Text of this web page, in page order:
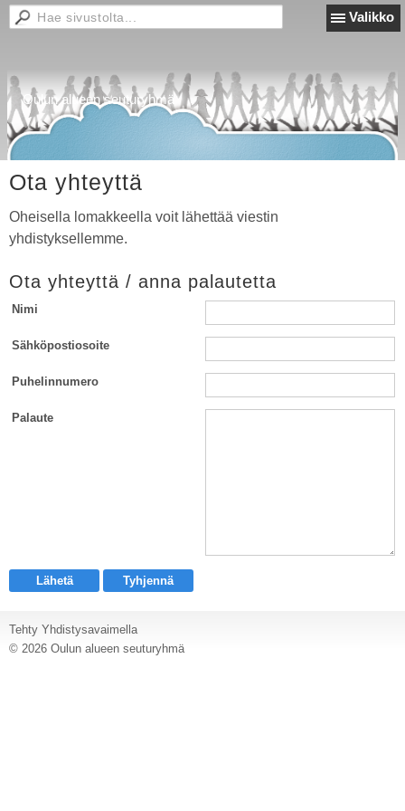
Valikko
Oulun alueen seuturyhmä
Ota yhteyttä
Oheisella lomakkeella voit lähettää viestin
yhdistyksellemme.
Ota yhteyttä / anna palautetta
Nimi
Sähköpostiosoite
Puhelinnumero
Palaute
Tehty Yhdistysavaimella
© 2026 Oulun alueen seuturyhmä